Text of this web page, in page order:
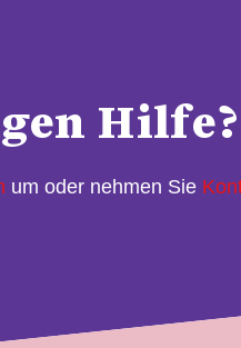
Hilfe?
um oder nehmen Sie